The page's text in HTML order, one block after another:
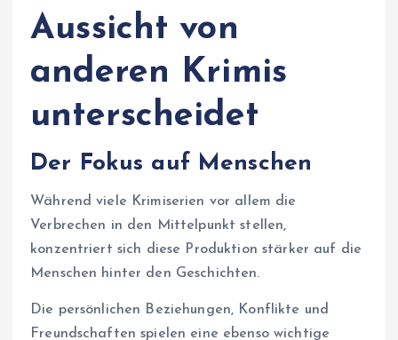
Aussicht von
anderen Krimis
unterscheidet
Der Fokus auf Menschen
Während viele Krimiserien vor allem die
Verbrechen in den Mittelpunkt stellen,
konzentriert sich diese Produktion stärker auf die
Menschen hinter den Geschichten.
Die persönlichen Beziehungen, Konflikte und
Freundschaften spielen eine ebenso wichtige